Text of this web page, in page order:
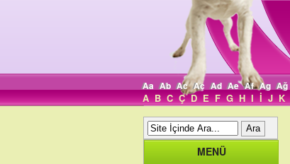
Aa Ab Ac Aç Ad Ae Af Ag Ağ
A B C Ç D E F G H I İ J K
MENÜ